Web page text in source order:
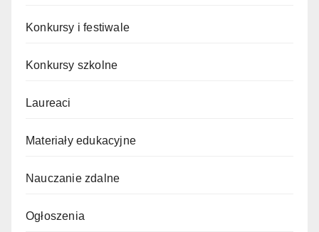
Konkursy i festiwale
Konkursy szkolne
Laureaci
Materiały edukacyjne
Nauczanie zdalne
Ogłoszenia